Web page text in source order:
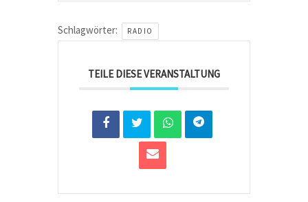
Schlagwörter: RADIO
TEILE DIESE VERANSTALTUNG